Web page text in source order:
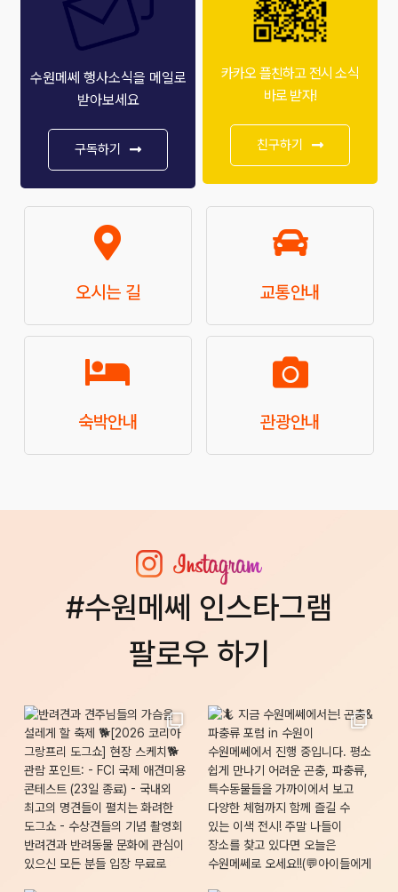
수원메쎄 행사소식을 메일로
받아보세요
구독하기
카카오 플친하고 전시 소식
바로 받자!
친구하기
오시는 길 교통안내
숙박안내 관광안내
#수원메쎄 인스타그램
팔로우 하기